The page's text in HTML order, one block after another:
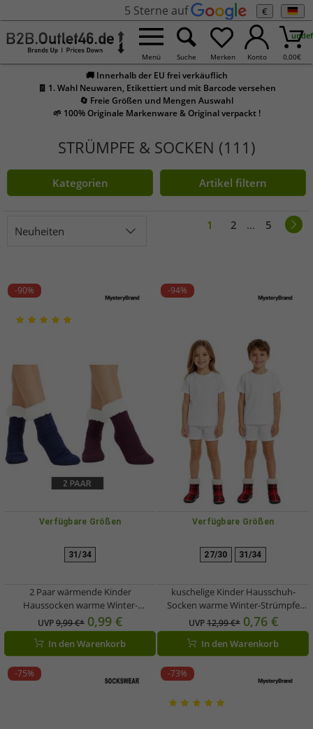
5 Sterne auf €
Menü Suche Merken Konto 0,00€
🚚 Innerhalb der EU frei verkäuflich
🧾 1. Wahl Neuwaren, Etikettiert und mit Barcode versehen
🔄 Freie Größen und Mengen Auswahl
🌱 100% Originale Markenware & Original verpackt !
STRÜMPFE & SOCKEN (111)
Kategorien Artikel filtern
Neuheiten 1 2 ... 5
-90%
Verfügbare Größen
31/34
2 Paar wärmende Kinder
Haussocken warme Winter-
Strümpfe Stopper-Socken mit
Teddy-Futter 921382 Blau/Lila
UVP9,99 €* 0,99 €
In den Warenkorb
-94%
Verfügbare Größen
27/30 31/34
kuschelige Kinder Hausschuh-
Socken warme Winter-Strümpfe
Jugendliche Teenager Mädchen
Jungen Stopper-Socken mit Sohle
928150 Schwarz/Rot
UVP12,99 €* 0,76 €
In den Warenkorb
-75% -73%